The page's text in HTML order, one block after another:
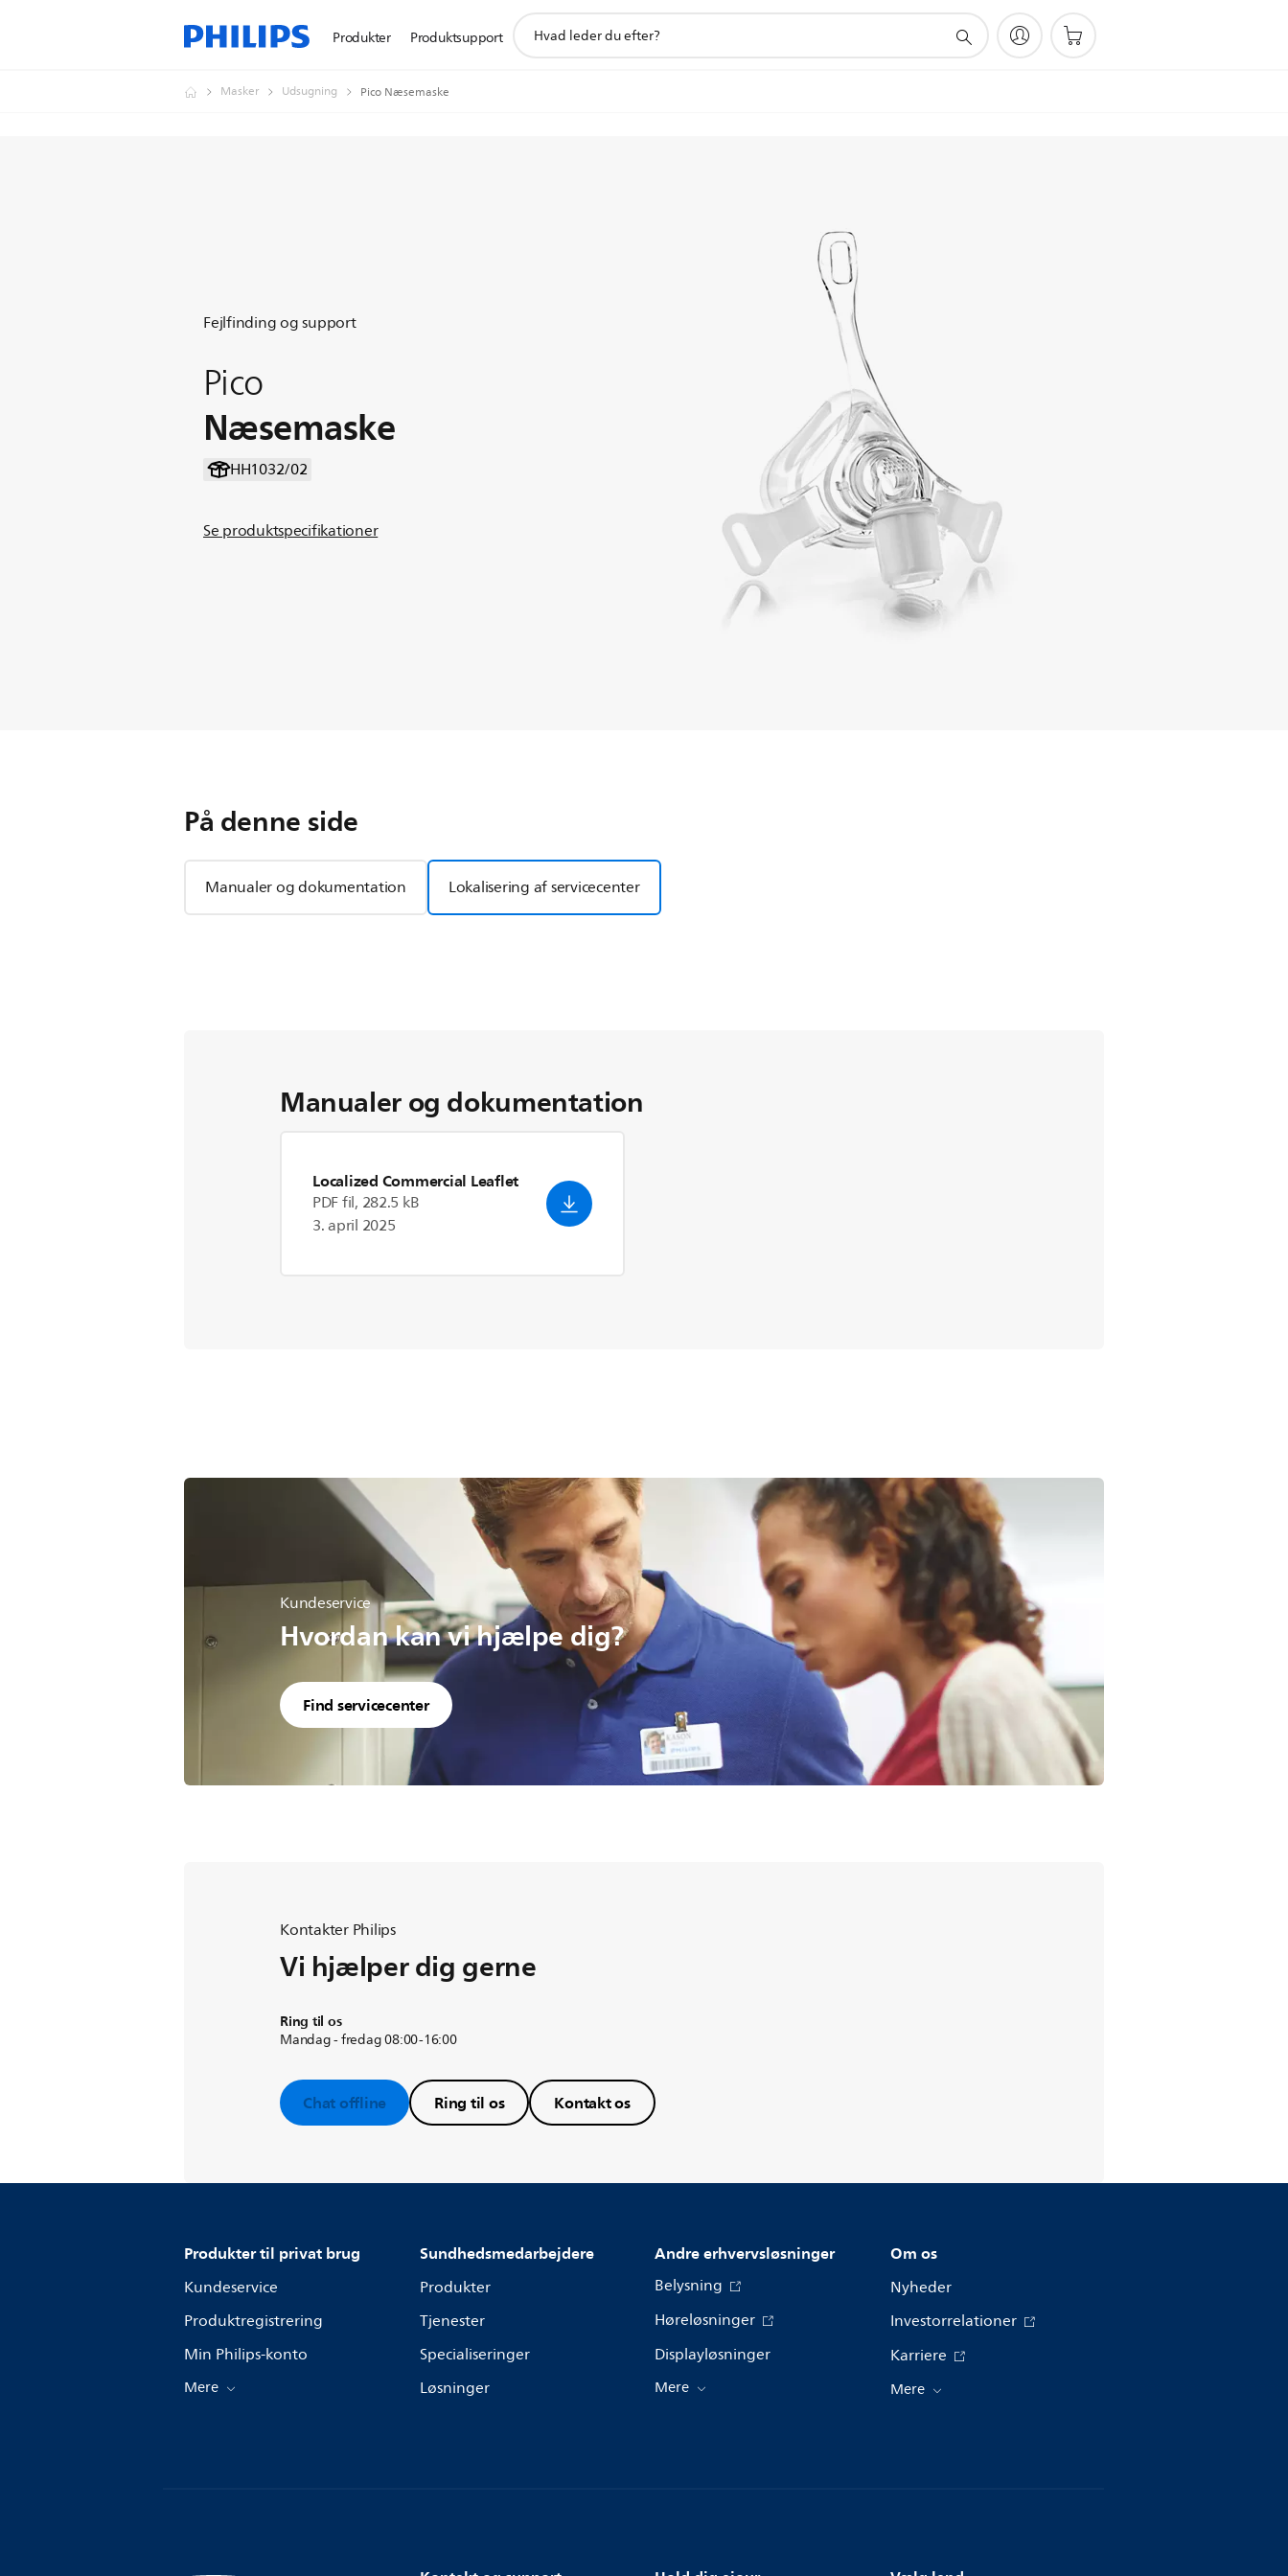
Produkter Produktsupport
search
Masker Udsugning Pico Næsemaske
Fejlfinding og support
Pico
Næsemaske
HH1032/02
Se produktspecifikationer
På denne side
Manualer og dokumentation Lokalisering af servicecenter
Manualer og dokumentation
Localized Commercial Leaflet
PDF fil, 282.5 kB
3. april 2025
Kundeservice
Hvordan kan vi hjælpe dig?
Find servicecenter
Kontakter Philips
Vi hjælper dig gerne
Ring til os
Mandag - fredag 08:00-16:00
Chat offline Ring til os Kontakt os
Produkter til privat brug
Kundeservice
Produktregistrering
Min Philips-konto
Mere
Sundhedsmedarbejdere
Produkter
Tjenester
Specialiseringer
Løsninger
Andre erhvervsløsninger
Belysning
Høreløsninger
Displayløsninger
Mere
Om os
Nyheder
Investorrelationer
Karriere
Mere